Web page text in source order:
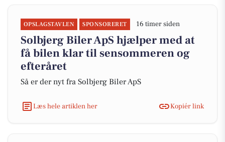
OPSLAGSTAVLEN SPONSORERET 16 timer siden
Solbjerg Biler ApS hjælper med at
få bilen klar til sensommeren og
efteråret
Så er der nyt fra Solbjerg Biler ApS
Læs hele artiklen her Kopiér link